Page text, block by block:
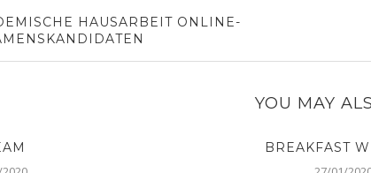
HAUSARBEIT ONLINE-
YOU MAY
BREAKFAST